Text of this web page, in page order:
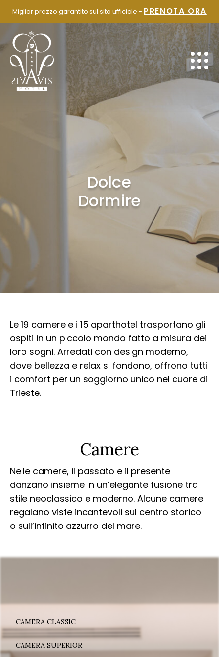
CONTENUTO
Miglior prezzo garantito sul sito ufficiale - PRENOTA ORA
Dolce
Dormire
Le 19 camere e i 15 aparthotel trasportano gli
ospiti in un piccolo mondo fatto a misura dei
loro sogni. Arredati con design moderno,
dove bellezza e relax si fondono, offrono tutti
i comfort per un soggiorno unico nel cuore di
Trieste.
Camere
Nelle camere, il passato e il presente
danzano insieme in un’elegante fusione tra
stile neoclassico e moderno. Alcune camere
regalano viste incantevoli sul centro storico
o sull’infinito azzurro del mare.
CAMERA CLASSIC
CAMERA SUPERIOR